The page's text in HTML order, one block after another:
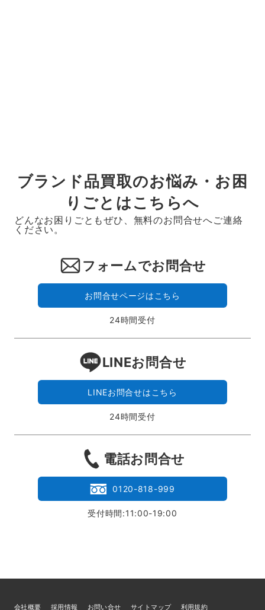
ブランド品買取のお悩み・お困
りごとはこちらへ
どんなお困りごともぜひ、無料のお問合せへご連絡
ください。
フォームでお問合せ
お問合せページはこちら
24時間受付
LINEお問合せ
LINEお問合せはこちら
24時間受付
電話お問合せ
0120-818-999
受付時間:11:00-19:00
会社概要 採用情報 お問い合せ サイトマップ 利用規約